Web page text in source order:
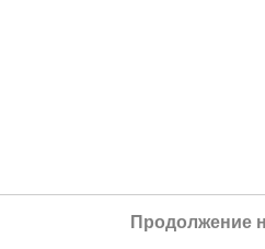
Продолжение